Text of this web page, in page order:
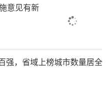
中心广场对面
意见有新
强，省域上榜城市数量居全